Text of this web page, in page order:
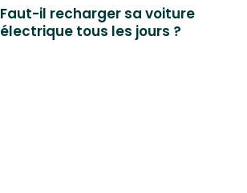
Faut-il recharger sa voiture
électrique tous les jours ?